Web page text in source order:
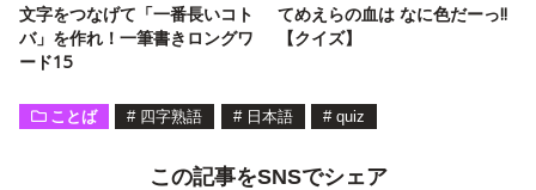
文字をつなげて「一番長いコト
バ」を作れ！一筆書きロングワ
ード15
てめえらの血は なに色だーっ!!
【クイズ】
ことば # 四字熟語 # 日本語 # quiz
この記事をSNSでシェア